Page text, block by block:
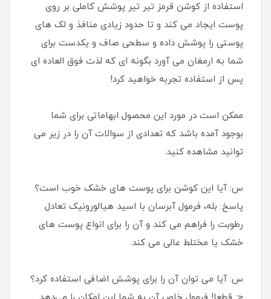
استفاده از کوشن قرمز تیر تیر پوشش کاملی بر روی
پوست ایجاد می کند و تا حدود زیادی منافذ و لک های
پوستی را پوشش داده و سطحی صاف و یکدست برای
شما به ارمغان می آورد بگونه ای که لذت فوق العاده ای
پس از استفاده تجربه خواهید کرد!
ممکن است در مورد این محصول ابهاماتی برای شما
بوجود آمده باشد که تعدادی از سوالات آن را در زیر می
توانید مشاهده کنید:
س: آیا این کوشن برای پوست های خشک خوب است؟
پاسخ: بله، فرمول آبرسان با اسید هیالورونیک تعادل
رطوبت را فراهم می کند و آن را برای انواع پوست های
خشک یا مختلط عالی می کند.
س: آیا می توان آن را برای پوشش اضافی استفاده کرد؟